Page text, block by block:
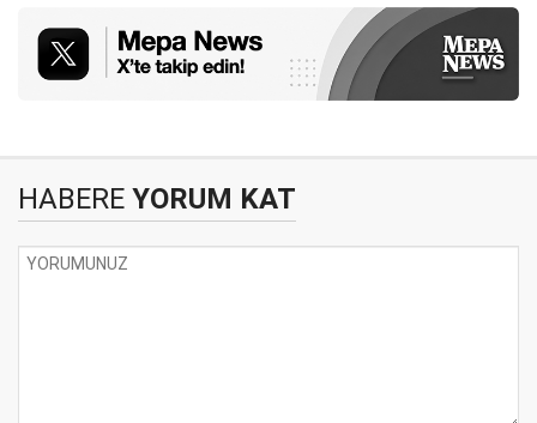
HABERE YORUM KAT